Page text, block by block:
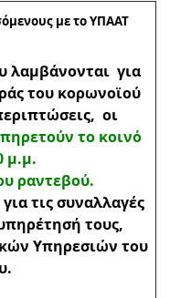
με το ΥΠΑΑΤ
λαμβάνονται για
του κορωνοϊού
οι
το κοινό
μ.μ.
ραντεβού.
τις συναλλαγές
τους,
Υπηρεσιών του